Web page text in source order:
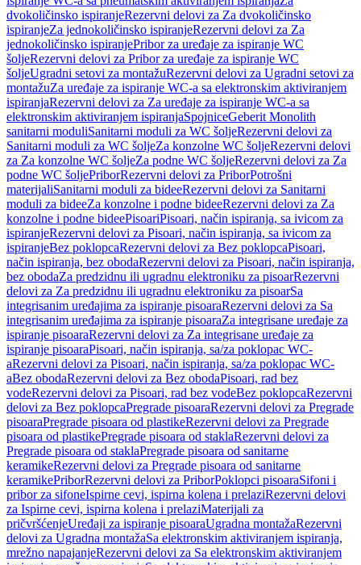
dvokoličinsko ispiranjeRezervni delovi za Za dvokoličinsko
ispiranjeZa jednokoličinsko ispiranjeRezervni delovi za Za
jednokoličinsko ispiranjePribor za uređaje za ispiranje WC
šoljeRezervni delovi za Pribor za uređaje za ispiranje WC
šoljeUgradni setovi za montažuRezervni delovi za Ugradni setovi za
montažuZa uređaje za ispiranje WC-a sa elektronskim aktiviranjem
ispiranjaRezervni delovi za Za uređaje za ispiranje WC-a sa
elektronskim aktiviranjem ispiranjaSpojniceGeberit Monolith
sanitarni moduliSanitarni moduli za WC šoljeRezervni delovi za
Sanitarni moduli za WC šoljeZa konzolne WC šoljeRezervni delovi
za Za konzolne WC šoljeZa podne WC šoljeRezervni delovi za Za
podne WC šoljePriborRezervni delovi za PriborPotrošni
materijaliSanitarni moduli za bideeRezervni delovi za Sanitarni
moduli za bideeZa konzolne i podne bideeRezervni delovi za Za
konzolne i podne bideePisoariPisoari, način ispiranja, sa ivicom za
ispiranjeRezervni delovi za Pisoari, način ispiranja, sa ivicom za
ispiranjeBez poklopcaRezervni delovi za Bez poklopcaPisoari,
način ispiranja, bez obodaRezervni delovi za Pisoari, način ispiranja,
bez obodaZa predzidnu ili ugradnu elektroniku za pisoarRezervni
delovi za Za predzidnu ili ugradnu elektroniku za pisoarSa
integrisanim uređajima za ispiranje pisoaraRezervni delovi za Sa
integrisanim uređajima za ispiranje pisoaraZa integrisane uređaje za
ispiranje pisoaraRezervni delovi za Za integrisane uređaje za
ispiranje pisoaraPisoari, način ispiranja, sa/za poklopac WC-
aRezervni delovi za Pisoari, način ispiranja, sa/za poklopac WC-
aBez obodaRezervni delovi za Bez obodaPisoari, rad bez
vodeRezervni delovi za Pisoari, rad bez vodeBez poklopcaRezervni
delovi za Bez poklopcaPregrade pisoaraRezervni delovi za Pregrade
pisoaraPregrade pisoara od plastikeRezervni delovi za Pregrade
pisoara od plastikePregrade pisoara od staklaRezervni delovi za
Pregrade pisoara od staklaPregrade pisoara od sanitarne
keramikeRezervni delovi za Pregrade pisoara od sanitarne
keramikePriborRezervni delovi za PriborPoklopci pisoaraSifoni i
pribor za sifoneIspirne cevi, ispirna kolena i prelaziRezervni delovi
za Ispirne cevi, ispirna kolena i prelaziMaterijali za
pričvršćenjeUređaji za ispiranje pisoaraUgradna montažaRezervni
delovi za Ugradna montažaSa elektronskim aktiviranjem ispiranja,
mrežno napajanjeRezervni delovi za Sa elektronskim aktiviranjem